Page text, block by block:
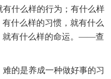
什么样的行为；有什么样
什么样的习惯，就有什么
就有什么样的命运。——查
的是养成一种做好事的习